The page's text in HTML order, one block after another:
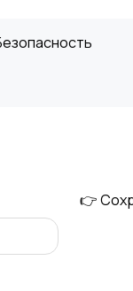
Начало карьеры
👉